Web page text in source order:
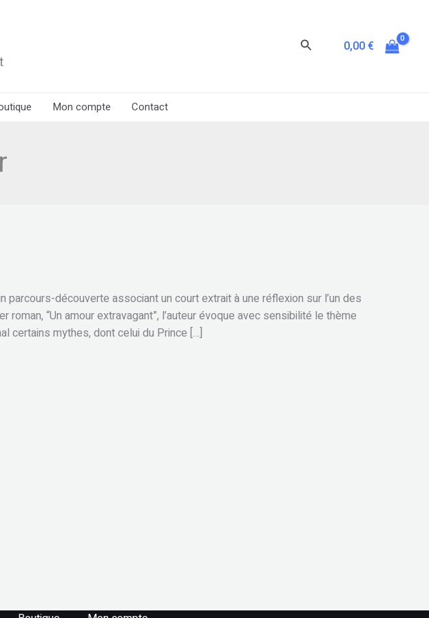
Rechercher
0,00€
Mon compte Contact
parcours-découverte associant un court extrait à une réflexion sur l’un des
“Un amour extravagant”, l’auteur évoque avec sensibilité le thème
certains mythes, dont celui du Prince […]